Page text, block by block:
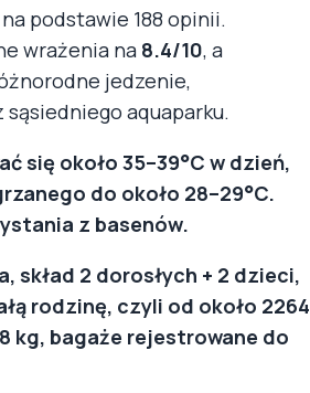
na podstawie 188 opinii.
wrażenia na 8.4/10, a
jedzenie,
aquaparku.
się około 35–39°C w dzień,
do około 28–29°C.
z basenów.
skład 2 dorosłych + 2 dzieci,
rodzinę, czyli od około 2264
kg, bagaże rejestrowane do